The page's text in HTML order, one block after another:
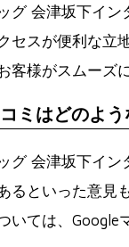
グ 会津坂下イ
セスが便利な立
客様がスムーズ
ミはどのよ
グ 会津坂下イン
るといった意見
いては、Google